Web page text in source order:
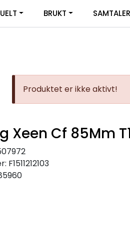
Infosenter
BRUKT
Produktet er ikke aktivt!
Xeen Cf 85Mm
F1511212103